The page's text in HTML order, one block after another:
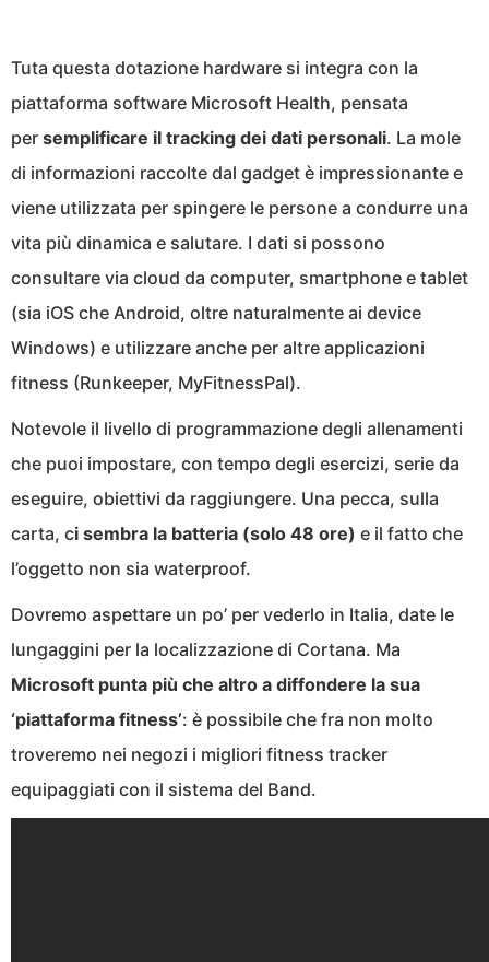
Tuta questa dotazione hardware si integra con la
piattaforma software Microsoft Health, pensata
per semplificare il tracking dei dati personali. La mole
di informazioni raccolte dal gadget è impressionante e
viene utilizzata per spingere le persone a condurre una
vita più dinamica e salutare. I dati si possono
consultare via cloud da computer, smartphone e tablet
(sia iOS che Android, oltre naturalmente ai device
Windows) e utilizzare anche per altre applicazioni
fitness (Runkeeper, MyFitnessPal).
Notevole il livello di programmazione degli allenamenti
che puoi impostare, con tempo degli esercizi, serie da
eseguire, obiettivi da raggiungere. Una pecca, sulla
carta, ci sembra la batteria (solo 48 ore) e il fatto che
l’oggetto non sia waterproof.
Dovremo aspettare un po’ per vederlo in Italia, date le
lungaggini per la localizzazione di Cortana. Ma
Microsoft punta più che altro a diffondere la sua
‘piattaforma fitness’: è possibile che fra non molto
troveremo nei negozi i migliori fitness tracker
equipaggiati con il sistema del Band.